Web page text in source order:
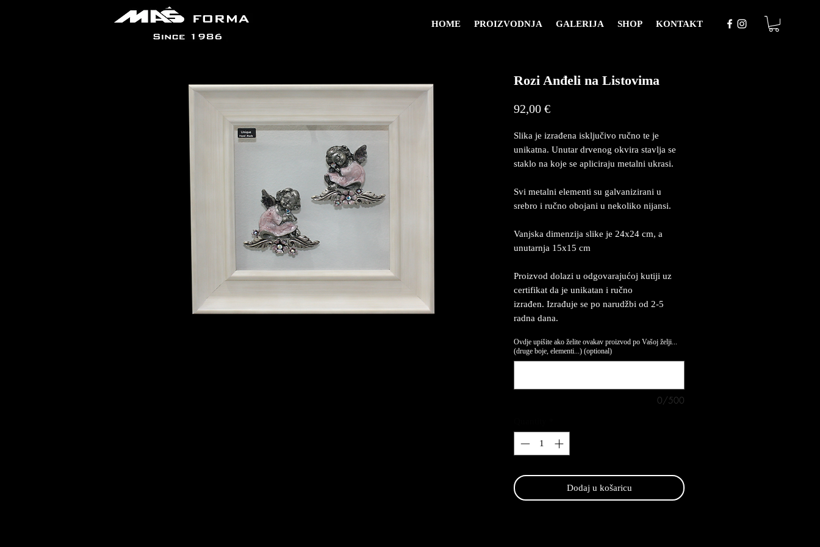
HOME PROIZVODNJA GALERIJA SHOP KONTAKT
Rozi Anđeli na Listovima
92,00 €Price
Slika je izrađena isključivo ručno te je
unikatna. Unutar drvenog okvira stavlja se
staklo na koje se apliciraju metalni ukrasi.
Svi metalni elementi su galvanizirani u
srebro i ručno obojani u nekoliko nijansi.
Vanjska dimenzija slike je 24x24 cm, a
unutarnja 15x15 cm
Proizvod dolazi u odgovarajućoj kutiji uz
certifikat da je unikatan i ručno
izrađen. Izrađuje se po narudžbi od 2-5
radna dana.
Ovdje upišite ako želite ovakav proizvod po Vašoj želji...
(druge boje, elementi...) (optional)
0/500
Dodaj u košaricu